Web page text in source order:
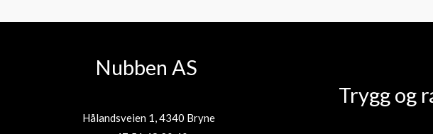
Nubben AS
Hålandsveien 1, 4340 Bryne
Trygg og